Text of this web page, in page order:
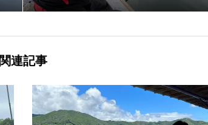
関連記事